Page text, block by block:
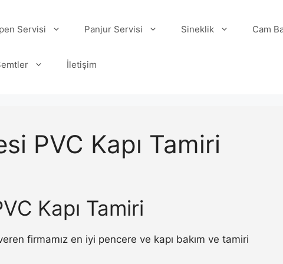
Servisi Panjur Servisi Sineklik Cam
İletişim
PVC Kapı Tamiri
Kapı Tamiri
firmamız en iyi pencere ve kapı bakım ve tamiri